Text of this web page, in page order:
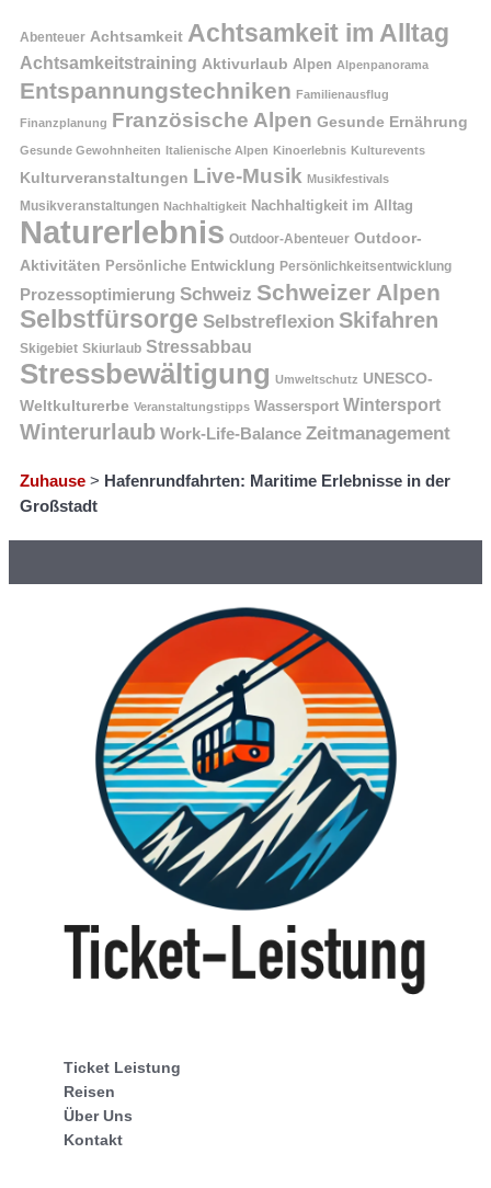
Abenteuer Achtsamkeit Achtsamkeit im Alltag
Achtsamkeitstraining Aktivurlaub Alpen Alpenpanorama
Entspannungstechniken Familienausflug
Finanzplanung Französische Alpen Gesunde Ernährung
Gesunde Gewohnheiten Italienische Alpen Kinoerlebnis Kulturevents
Kulturveranstaltungen Live-Musik Musikfestivals
Musikveranstaltungen Nachhaltigkeit Nachhaltigkeit im Alltag
Naturerlebnis Outdoor-Abenteuer Outdoor-
Aktivitäten Persönliche Entwicklung Persönlichkeitsentwicklung
Prozessoptimierung Schweiz Schweizer Alpen
Selbstfürsorge Selbstreflexion Skifahren
Skigebiet Skiurlaub Stressabbau
Stressbewältigung Umweltschutz UNESCO-
Weltkulturerbe Veranstaltungstipps Wassersport Wintersport
Winterurlaub Work-Life-Balance Zeitmanagement
Zuhause > Hafenrundfahrten: Maritime Erlebnisse in der
Großstadt
Ticket Leistung
Reisen
Über Uns
Kontakt